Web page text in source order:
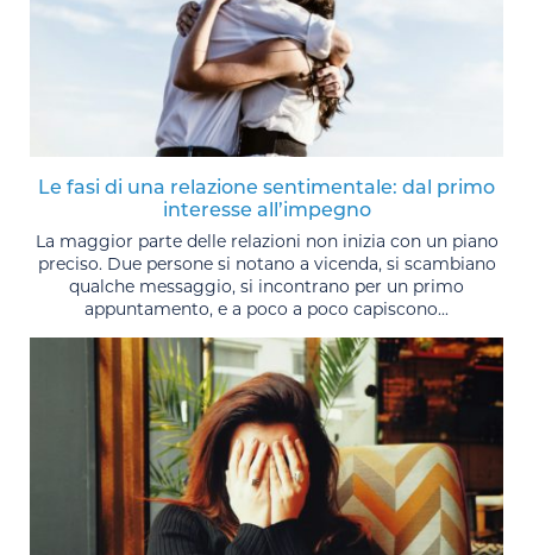
Le fasi di una relazione sentimentale: dal primo
interesse all’impegno
La maggior parte delle relazioni non inizia con un piano
preciso. Due persone si notano a vicenda, si scambiano
qualche messaggio, si incontrano per un primo
appuntamento, e a poco a poco capiscono...